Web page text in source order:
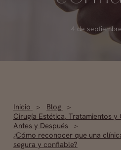
4 de
Inicio
Blog
Cirugía Estética, Tratamientos y
Antes y Después
¿Cómo reconocer que una
segura y confiable?